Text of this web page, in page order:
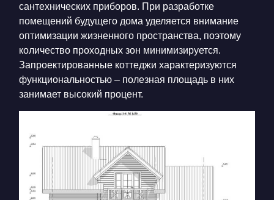
сантехнических приборов. При разработке
помещений будущего дома уделяется внимание
оптимизации жизненного пространства, поэтому
количество проходных зон минимизируется.
Запроектированные коттеджи характеризуются
функциональностью – полезная площадь в них
занимает высокий процент.